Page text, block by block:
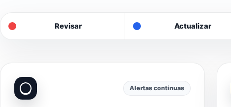
Revisar Actualizar
Alertas continuas